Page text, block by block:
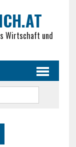
Wirtschaft und